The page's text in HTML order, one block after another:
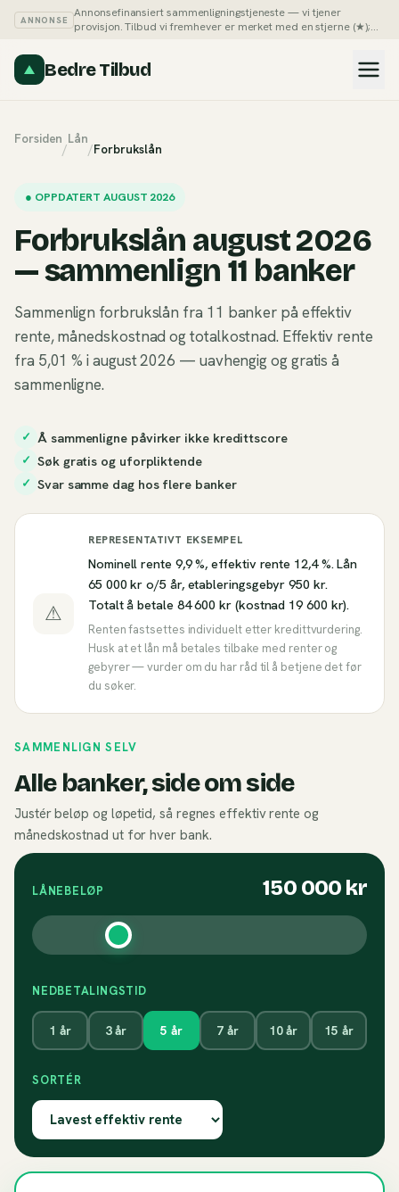
ANNONSE
Annonsefinansiert sammenligningstjeneste — vi tjener
provisjon. Tilbud vi fremhever er merket med en stjerne (★);
Bedre Tilbud
Forsiden
/
Lån
/Forbrukslån
● OPPDATERT AUGUST 2026
Forbrukslån august 2026
— sammenlign 11 banker
Sammenlign forbrukslån fra 11 banker på effektiv
rente, månedskostnad og totalkostnad. Effektiv rente
fra 5,01 % i august 2026 — uavhengig og gratis å
sammenligne.
✓ Å sammenligne påvirker ikke kredittscore
✓ Søk gratis og uforpliktende
✓ Svar samme dag hos flere banker
⚠
REPRESENTATIVT EKSEMPEL
Nominell rente 9,9 %, effektiv rente 12,4 %. Lån
65 000 kr o/5 år, etableringsgebyr 950 kr.
Totalt å betale 84 600 kr (kostnad 19 600 kr).
Renten fastsettes individuelt etter kredittvurdering.
Husk at et lån må betales tilbake med renter og
gebyrer — vurder om du har råd til å betjene det før
du søker.
SAMMENLIGN SELV
Alle banker, side om side
Justér beløp og løpetid, så regnes effektiv rente og
månedskostnad ut for hver bank.
LÅNEBELØP 150 000 kr
NEDBETALINGSTID
1 år 3år 5 år 7år 10år 15 år
SORTÉR